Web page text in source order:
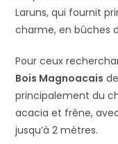
Laruns, qui fournit
charme, en bûches
Pour ceux
Bois Magnoacais
principalement du
acacia et frêne,
jusqu’à 2 mètres.